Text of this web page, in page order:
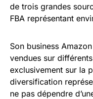
de trois grandes
FBA représentant
Son business
vendues sur
exclusivement sur la
diversification
ne pas dépendre